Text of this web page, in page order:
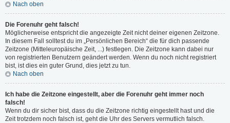
Nach oben
Die Forenuhr geht falsch!
Möglicherweise entspricht die angezeigte Zeit nicht deiner eigenen Zeitzone.
In diesem Fall solltest du im „Persönlichen Bereich“ die für dich passende
Zeitzone (Mitteleuropäische Zeit, ...) festlegen. Die Zeitzone kann dabei nur
von registrierten Benutzern geändert werden. Wenn du noch nicht registriert
bist, ist dies ein guter Grund, dies jetzt zu tun.
Nach oben
Ich habe die Zeitzone eingestellt, aber die Forenuhr geht immer noch
falsch!
Wenn du dir sicher bist, dass du die Zeitzone richtig eingestellt hast und die
Zeit trotzdem noch falsch ist, geht die Uhr des Servers vermutlich falsch.